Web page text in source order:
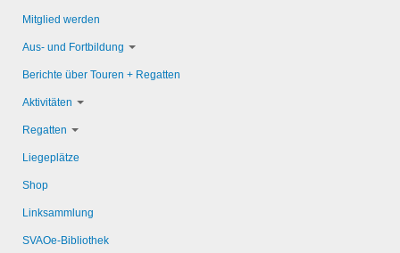
Mitglied werden
Aus- und Fortbildung
Berichte über Touren + Regatten
Aktivitäten
Regatten
Liegeplätze
Shop
Linksammlung
SVAOe-Bibliothek